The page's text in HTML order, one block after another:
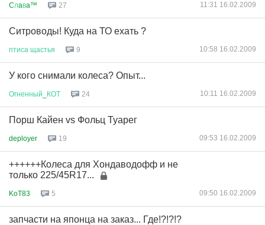
Cлaвa™ 27 11:31 16.02.2009
Ситроводы! Куда на ТО ехать ?
птиса щастья 9 10:58 16.02.2009
У кого снимали колеса? Опыт...
Огненный КОТ 24 10:11 16.02.2009
Порш Кайен vs Фольц Туарег
deployer 19 09:53 16.02.2009
++++++Колеса для Хондаводофф и не
только 225/45R17...
KoT83 5 09:50 16.02.2009
запчасти на японца на заказ... Где!?!?!?